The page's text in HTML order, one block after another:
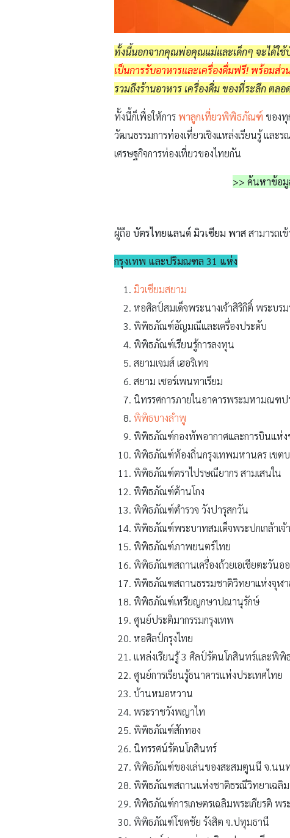
ทั้งนี้นอกจากคุณพ่อคุณแม่และเด็กๆ จะได้ใช้
เป็นการรับอาหารและเครื่องดื่มฟรี! พร้อมส่ว
รวมถึงร้านอาหาร เครื่องดื่ม ของที่ระลึก ตล
ทั้งนี้ก็เพื่อให้การพาลูกเที่ยวพิพิธภัณฑ์ ของทุ
วัฒนธรรมการท่องเที่ยวเชิงแหล่งเรียนรู้ แล
เศรษฐกิจการท่องเที่ยวของไทยกัน
>> ค้นหาข้อมู
ผู้ถือ บัตรไทยแลนด์ มิวเซียม พาสสามารถเ
กรุงเทพ และปริมณฑล 31 แห่ง
มิวเซียมสยาม
หอศิลป์สมเด็จพระนางเจ้าสิริกิติ์ พระบร
พิพิธภัณฑ์อัญมณีและเครื่องประดับ
พิพิธภัณฑ์เรียนรู้การลงทุน
สยามเจมส์ เฮอริเทจ
สยาม เซอร์เพนทาเรียม
นิทรรศการภายในอาคารพระมหามณฑป
พิพิธบางลำพู
พิพิธภัณฑ์กองทัพอากาศและการบินแห่ง
พิพิธภัณฑ์ท้องถิ่นกรุงเทพมหานคร เขตบ
พิพิธภัณฑ์ตราไปรษณียากร สามเสนใน
พิพิธภัณฑ์ต้านโกง
พิพิธภัณฑ์ตำรวจ วังปารุสกวัน
พิพิธภัณฑ์พระบาทสมเด็จพระปกเกล้าเจ้
พิพิธภัณฑ์ภาพยนตร์ไทย
พิพิธภัณฑสถานเครื่องถ้วยเอเชียตะวันออ
พิพิธภัณฑสถานธรรมชาติวิทยาแห่งจุฬ
พิพิธภัณฑ์เหรียญกษาปณานุรักษ์
ศูนย์ประติมากรรมกรุงเทพ
หอศิลป์กรุงไทย
แหล่งเรียนรู้ 3 ศิลป์รัตนโกสินทร์และพิ
ศูนย์การเรียนรู้ธนาคารแห่งประเทศไทย
บ้านหมอหวาน
พระราชวังพญาไท
พิพิธภัณฑ์สักทอง
นิทรรศน์รัตนโกสินทร์
พิพิธภัณฑ์ของเล่นของสะสมตูนนี จ.นน
พิพิธภัณฑสถานแห่งชาติธรณีวิทยาเฉลิม
พิพิธภัณฑ์การเกษตรเฉลิมพระเกียรติ พ
พิพิธภัณฑ์โชคชัย รังสิต จ.ปทุมธานี